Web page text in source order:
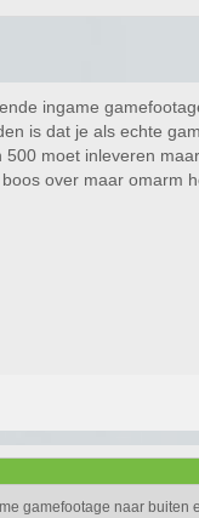
ingame
is dat je als echte
moet inleveren
over maar omarm
gamefootage naar buiten